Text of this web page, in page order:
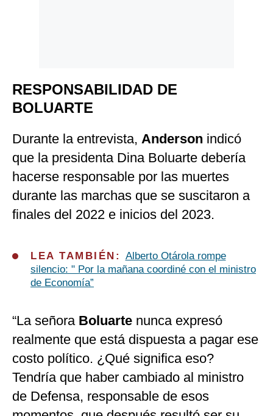
RESPONSABILIDAD DE
BOLUARTE
Durante la entrevista, Anderson indicó
que la presidenta Dina Boluarte debería
hacerse responsable por las muertes
durante las marchas que se suscitaron a
finales del 2022 e inicios del 2023.
LEA TAMBIÉN: Alberto Otárola rompe
silencio: " Por la mañana coordiné con el ministro
de Economía”
“La señora Boluarte nunca expresó
realmente que está dispuesta a pagar ese
costo político. ¿Qué significa eso?
Tendría que haber cambiado al ministro
de Defensa, responsable de esos